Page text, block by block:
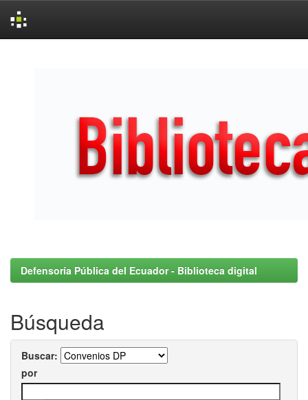
Defensoría Pública del Ecuador - Biblioteca digital
Búsqueda
Buscar:
por